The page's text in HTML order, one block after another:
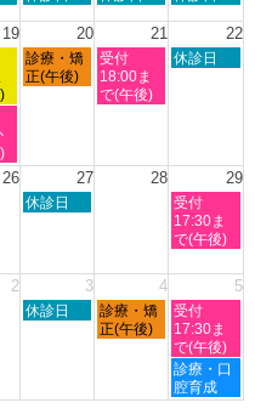
8
月
13th
8
月
14th
2026
8
月
19 20 21 22
木
曜
2026
診療・矯
正(午後)
金
曜
日,
2026
受付
18:00ま
で(午後)
土
2026
休診日
26 27 28 29
木
月
2026
休診日
土
曜
日,
月
2026
受付
17:30ま
で(午後)
2 3 4 5
木
3rd
休診日
金
曜
4th
診療・矯
正(午後)
土
曜
日,
9
月
5th
受付
17:30ま
で(午後)
土
曜
日,
診療・口
腔育成